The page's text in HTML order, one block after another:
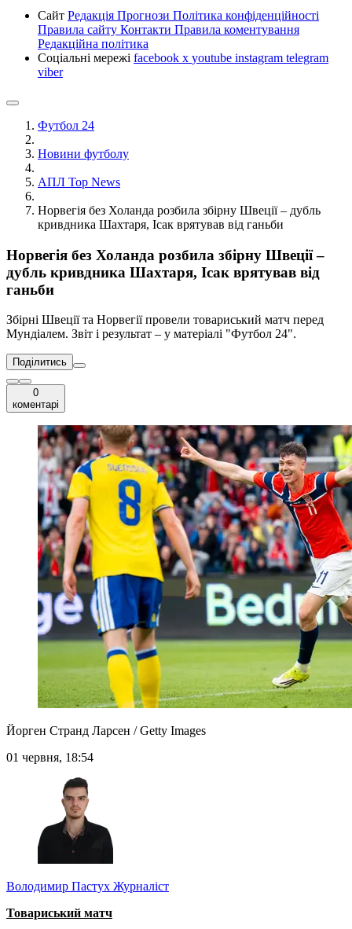
Сайт Редакція Прогнози Політика конфіденційності
Правила сайту Контакти Правила коментування
Редакційна політика
Соціальні мережі facebook x youtube instagram telegram
viber
Футбол 24
Новини футболу
АПЛ Top News
Норвегія без Холанда розбила збірну Швеції – дубль
кривдника Шахтаря, Ісак врятував від ганьби
Норвегія без Холанда розбила збірну Швеції –
дубль кривдника Шахтаря, Ісак врятував від
ганьби
Збірні Швеції та Норвегії провели товариський матч перед
Мундіалем. Звіт і результат – у матеріалі "Футбол 24".
Поділитись
0
коментарі
Йорген Странд Ларсен / Getty Images
01 червня, 18:54
Володимир Пастух Журналіст
Товариський матч